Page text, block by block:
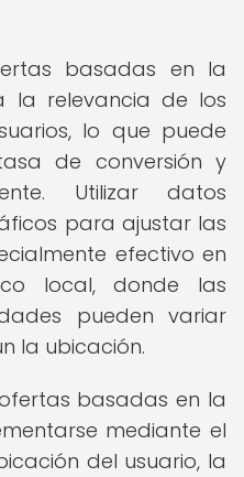
basadas en la
la relevancia de los
lo que puede
de conversión y
Utilizar datos
para ajustar las
efectivo en
local, donde las
pueden variar
la ubicación.
basadas en la
mediante el
del usuario, la